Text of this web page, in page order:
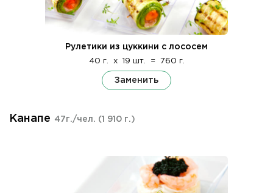
Рулетики из цуккини с лососем
40 г. x 19 шт. = 760 г.
Заменить
Канапе 47г./чел. (1 910 г.)